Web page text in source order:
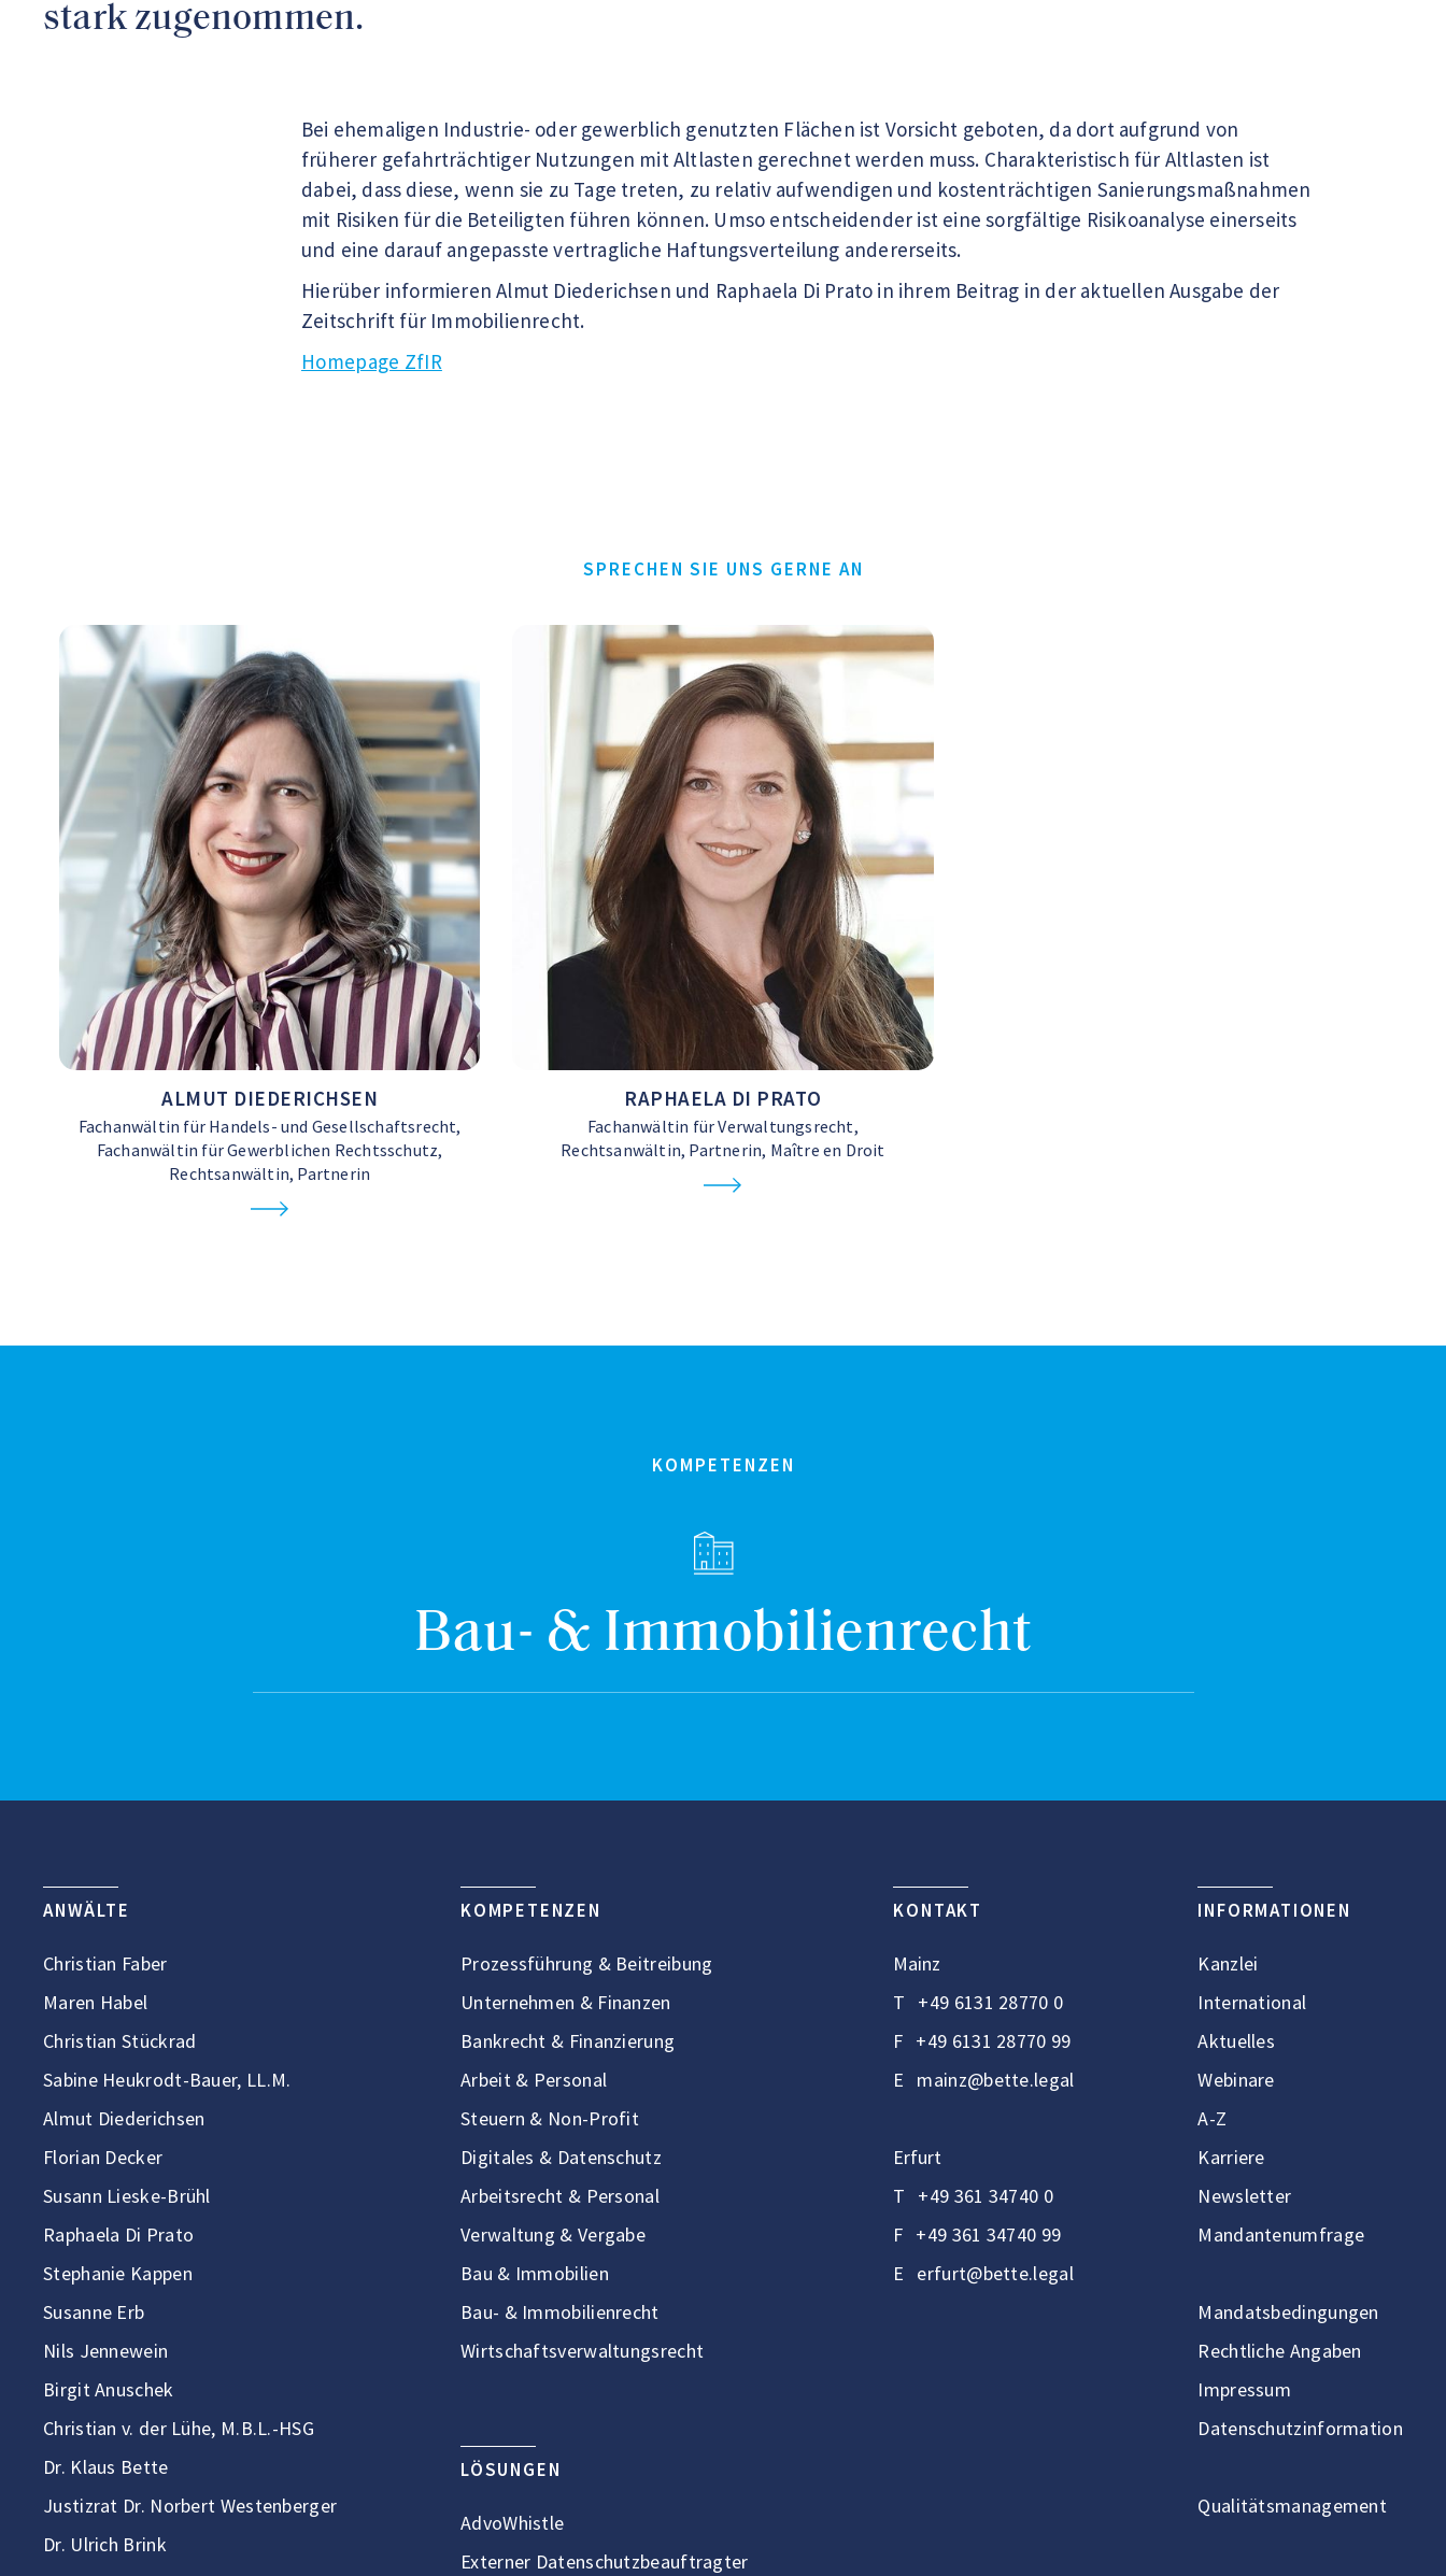
stark zugenommen.
Bei ehemaligen Industrie- oder gewerblich genutzten Flächen ist Vorsicht geboten, da dort aufgrund von
früherer gefahrträchtiger Nutzungen mit Altlasten gerechnet werden muss. Charakteristisch für Altlasten ist
dabei, dass diese, wenn sie zu Tage treten, zu relativ aufwendigen und kostenträchtigen Sanierungsmaßnahmen
mit Risiken für die Beteiligten führen können. Umso entscheidender ist eine sorgfältige Risikoanalyse einerseits
und eine darauf angepasste vertragliche Haftungsverteilung andererseits.
Hierüber informieren Almut Diederichsen und Raphaela Di Prato in ihrem Beitrag in der aktuellen Ausgabe der
Zeitschrift für Immobilienrecht.
Homepage ZfIR
SPRECHEN SIE UNS GERNE AN
ALMUT DIEDERICHSEN
Fachanwältin für Handels- und Gesellschaftsrecht,
Fachanwältin für Gewerblichen Rechtsschutz,
Rechtsanwältin, Partnerin
RAPHAELA DI PRATO
Fachanwältin für Verwaltungsrecht,
Rechtsanwältin, Partnerin, Maître en Droit
KOMPETENZEN
Bau- & Immobilienrecht
ANWÄLTE
Christian Faber
Maren Habel
Christian Stückrad
Sabine Heukrodt-Bauer, LL.M.
Almut Diederichsen
Florian Decker
Susann Lieske-Brühl
Raphaela Di Prato
Stephanie Kappen
Susanne Erb
Nils Jennewein
Birgit Anuschek
Christian v. der Lühe, M.B.L.-HSG
Dr. Klaus Bette
Justizrat Dr. Norbert Westenberger
Dr. Ulrich Brink
KOMPETENZEN
Prozessführung & Beitreibung
Unternehmen & Finanzen
Bankrecht & Finanzierung
Arbeit & Personal
Steuern & Non-Profit
Digitales & Datenschutz
Arbeitsrecht & Personal
Verwaltung & Vergabe
Bau & Immobilien
Bau- & Immobilienrecht
Wirtschaftsverwaltungsrecht
LÖSUNGEN
AdvoWhistle
Externer Datenschutzbeauftragter
KONTAKT
Mainz
T +49 6131 28770 0
F +49 6131 28770 99
E mainz@bette.legal
Erfurt
T +49 361 34740 0
F +49 361 34740 99
E erfurt@bette.legal
INFORMATIONEN
Kanzlei
International
Aktuelles
Webinare
A-Z
Karriere
Newsletter
Mandantenumfrage
Mandatsbedingungen
Rechtliche Angaben
Impressum
Datenschutzinformation
Qualitätsmanagement